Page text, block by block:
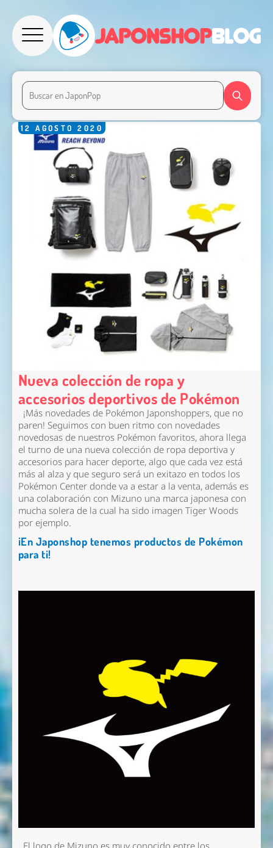
12 AGOSTO 2020
Nueva colección de ropa y
accesorios deportivos de Pokémon
¡Más novedades de Pokémon Japonshoppers, que no
paren! Seguimos con buen ritmo con novedades
novedosas de nuestros Pokémon favoritos, ahora llega
el turno de una nueva colección de ropa deportiva y
accesorios para hacer deporte, algo que cada vez está
más al alza y que seguro será un exitazo en todos los
Pokémon Center donde va a estar a la venta, además es
una colaboración con Mizuno una marca japonesa con
mucha solera de la cual ha sido imagen Tiger Woods
por ejemplo.
¡En Japonshop tenemos productos de Pokémon
para ti!